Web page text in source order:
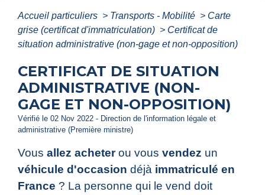
Accueil particuliers > Transports - Mobilité > Carte
grise (certificat d'immatriculation) > Certificat de
situation administrative (non-gage et non-opposition)
CERTIFICAT DE SITUATION
ADMINISTRATIVE (NON-
GAGE ET NON-OPPOSITION)
Vérifié le 02 Nov 2022 - Direction de l'information légale et
administrative (Première ministre)
Vous allez acheterou vous vendez un
véhicule d'occasion déjà immatriculé en
France ? La personne qui le vend doit